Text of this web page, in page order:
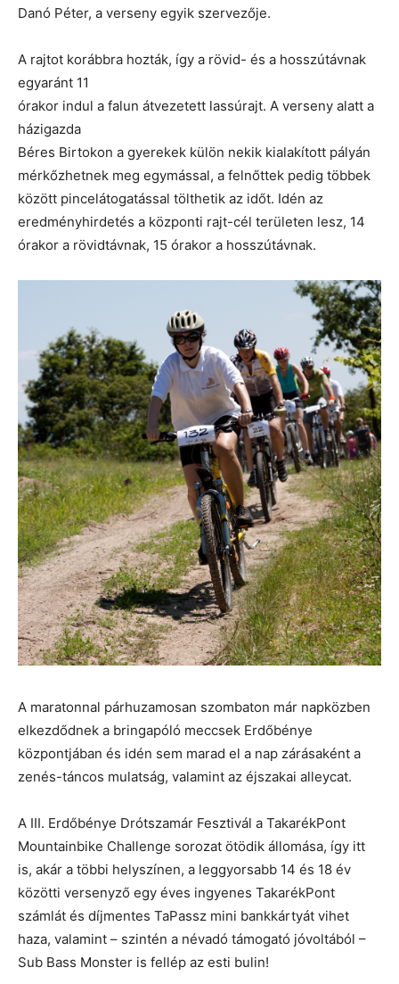
Danó Péter, a verseny egyik szervezője.
A rajtot korábbra hozták, így a rövid- és a hosszútávnak
egyaránt 11
órakor indul a falun átvezetett lassúrajt. A verseny alatt a
házigazda
Béres Birtokon a gyerekek külön nekik kialakított pályán
mérkőzhetnek meg egymással, a felnőttek pedig többek
között pincelátogatással tölthetik az időt. Idén az
eredményhirdetés a központi rajt-cél területen lesz, 14
órakor a rövidtávnak, 15 órakor a hosszútávnak.
A maratonnal párhuzamosan szombaton már napközben
elkezdődnek a bringapóló meccsek Erdőbénye
központjában és idén sem marad el a nap zárásaként a
zenés-táncos mulatság, valamint az éjszakai alleycat.
A III. Erdőbénye Drótszamár Fesztivál a TakarékPont
Mountainbike Challenge sorozat ötödik állomása, így itt
is, akár a többi helyszínen, a leggyorsabb 14 és 18 év
közötti versenyző egy éves ingyenes TakarékPont
számlát és díjmentes TaPassz mini bankkártyát vihet
haza, valamint – szintén a névadó támogató jóvoltából –
Sub Bass Monster is fellép az esti bulin!